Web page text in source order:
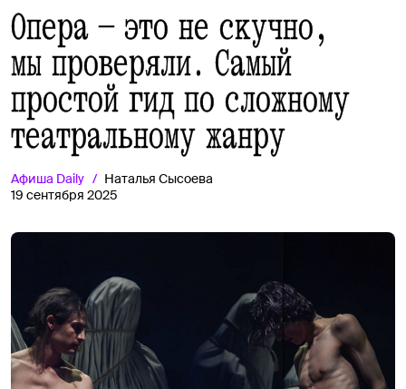
Опера — это не скучно,
мы проверяли. Самый
простой гид по сложному
театральному жанру
Афиша Daily
Наталья Сысоева
19 сентября 2025